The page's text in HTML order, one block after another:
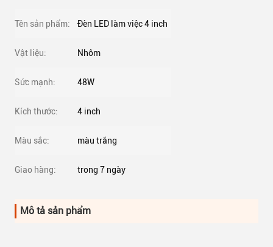
Tên sản phẩm: Đèn LED làm việc 4 inch
Vật liệu: Nhôm
Sức mạnh: 48W
Kích thước: 4 inch
Màu sắc: màu trắng
Giao hàng: trong 7 ngày
Mô tả sản phẩm